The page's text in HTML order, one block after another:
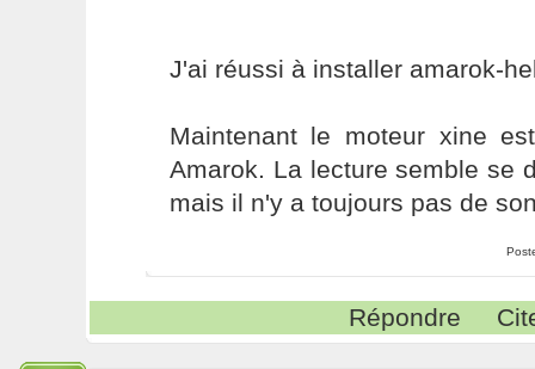
J'ai réussi à installer amarok-
Maintenant le moteur xine
Amarok. La lecture semble se
mais il n'y a toujours pas de
Répondre